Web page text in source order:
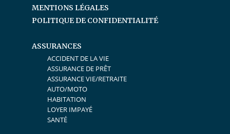
MENTIONS LÉGALES
POLITIQUE DE CONFIDENTIALITÉ
ASSURANCES
ACCIDENT DE LA VIE
ASSURANCE DE PRÊT
ASSURANCE VIE/RETRAITE
AUTO/MOTO
HABITATION
LOYER IMPAYÉ
SANTÉ